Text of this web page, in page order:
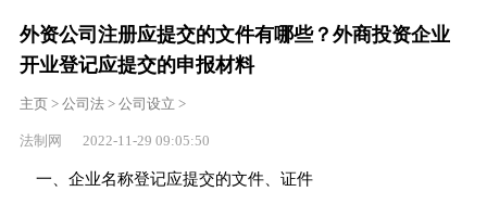
外资公司注册应提交的文件有哪些？外商投资企业
开业登记应提交的申报材料
主页> 公司法> 公司设立 >
法制网 2022-11-29 09:05:50
一、企业名称登记应提交的文件、证件